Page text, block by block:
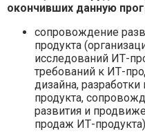
окончивших данную
сопровождение
продукта
исследований ИТ-
требований к ИТ-
дизайна,
продукта,
развития и
продаж ИТ-